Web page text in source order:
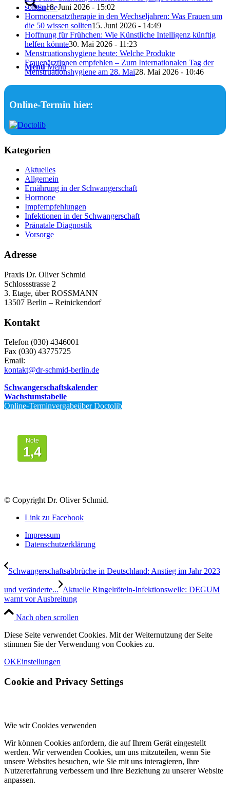
Suche
Menü Menü
sollten18. Juni 2026 - 15:02
Hormonersatztherapie in den Wechseljahren: Was Frauen um
die 50 wissen sollten15. Juni 2026 - 14:49
Hoffnung für Frühchen: Wie Künstliche Intelligenz künftig
helfen könnte30. Mai 2026 - 11:23
Menstruationshygiene heute: Welche Produkte
Frauenärztinnen empfehlen – Zum Internationalen Tag der
Menstruationshygiene am 28. Mai28. Mai 2026 - 10:46
Online-Termin hier:
Kategorien
Aktuelles
Allgemein
Ernährung in der Schwangerschaft
Hormone
Impfempfehlungen
Infektionen in der Schwangerschaft
Pränatale Diagnostik
Vorsorge
Adresse
Praxis Dr. Oliver Schmid
Schlossstrasse 2
3. Etage, über ROSSMANN
13507 Berlin – Reinickendorf
Kontakt
Telefon (030) 4346001
Fax (030) 43775725
Email:
kontakt@dr-schmid-berlin.de
Schwangerschaftskalender
Wachstumstabelle
Online-Terminvergabeüber Doctolib
Note
1,4
© Copyright Dr. Oliver Schmid.
Link zu Facebook
Impressum
Datenschutzerklärung
Schwangerschaftsabbrüche in Deutschland: Anstieg im Jahr 2023
und veränderte... Aktuelle Ringelröteln-Infektionswelle: DEGUM
warnt vor Ausbreitung
Nach oben scrollen
Diese Seite verwendet Cookies. Mit der Weiternutzung der Seite
stimmen Sie der Verwendung von Cookies zu.
OKEinstellungen
Cookie and Privacy Settings
Wie wir Cookies verwenden
Wir können Cookies anfordern, die auf Ihrem Gerät eingestellt
werden. Wir verwenden Cookies, um uns mitzuteilen, wenn Sie
unsere Websites besuchen, wie Sie mit uns interagieren, Ihre
Nutzererfahrung verbessern und Ihre Beziehung zu unserer Website
anpassen.